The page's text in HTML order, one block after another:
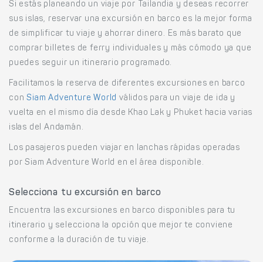
Si estás planeando un viaje por Tailandia y deseas recorrer
sus islas, reservar una excursión en barco es la mejor forma
de simplificar tu viaje y ahorrar dinero. Es más barato que
comprar billetes de ferry individuales y más cómodo ya que
puedes seguir un itinerario programado.
Facilitamos la reserva de diferentes excursiones en barco
conSiam Adventure World válidos para un viaje de ida y
vuelta en el mismo día desde Khao Lak y Phuket hacia varias
islas del Andamán.
Los pasajeros pueden viajar en lanchas rápidas operadas
por Siam Adventure World en el área disponible.
Selecciona tu excursión en barco
Encuentra las excursiones en barco disponibles para tu
itinerario y selecciona la opción que mejor te conviene
conforme a la duración de tu viaje.